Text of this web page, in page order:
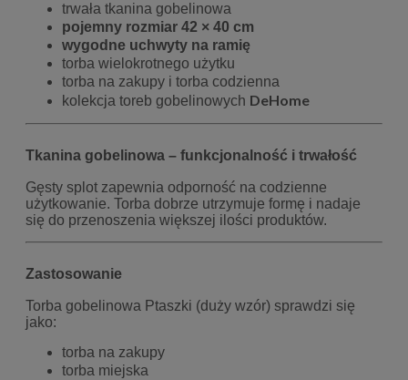
trwała tkanina gobelinowa
pojemny rozmiar 42 × 40 cm
wygodne uchwyty na ramię
torba wielokrotnego użytku
torba na zakupy i torba codzienna
kolekcja toreb gobelinowych DeHome
Tkanina gobelinowa – funkcjonalność i trwałość
Gęsty splot zapewnia odporność na codzienne
użytkowanie. Torba dobrze utrzymuje formę i nadaje
się do przenoszenia większej ilości produktów.
Zastosowanie
Torba gobelinowa Ptaszki (duży wzór) sprawdzi się
jako:
torba na zakupy
torba miejska